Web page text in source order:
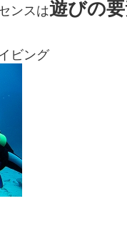
ンスは遊びの
ビング